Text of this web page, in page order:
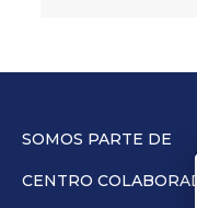
SOMOS PARTE DE
CENTRO